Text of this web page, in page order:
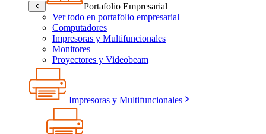
Portafolio Empresarial
Ver todo en portafolio empresarial
Computadores
Impresoras y Multifuncionales
Monitores
Proyectores y Videobeam
Impresoras y Multifuncionales